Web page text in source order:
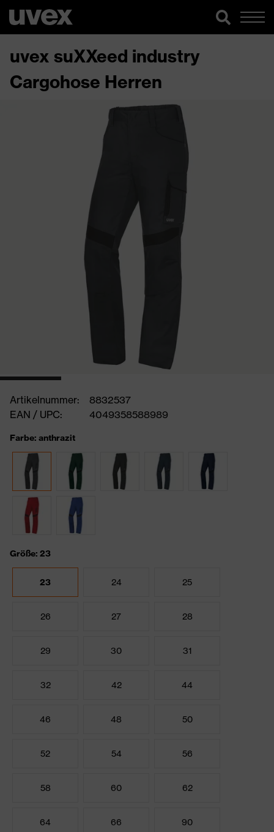
uvex suXXeed industry
Cargohose Herren
Artikelnummer:
8832537
EAN / UPC:
4049358588989
Farbe: anthrazit
Größe: 23
23 24 25
26 27 28
29 30 31
32 42 44
46 48 50
52 54 56
58 60 62
64 66 90